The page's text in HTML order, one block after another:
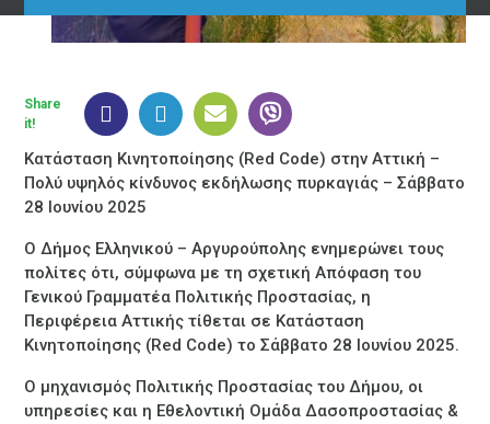
Κατάσταση Κινητοποίησης (Red Code) στην Αττική –
Πολύ υψηλός κίνδυνος εκδήλωσης πυρκαγιάς – Σάββατο
28 Ιουνίου 2025
Ο Δήμος Ελληνικού – Αργυρούπολης ενημερώνει τους
πολίτες ότι, σύμφωνα με τη σχετική Απόφαση του
Γενικού Γραμματέα Πολιτικής Προστασίας, η
Περιφέρεια Αττικής τίθεται σε Κατάσταση
Κινητοποίησης (Red Code) το Σάββατο 28 Ιουνίου 2025.
Ο μηχανισμός Πολιτικής Προστασίας του Δήμου, οι
υπηρεσίες και η Εθελοντική Ομάδα Δασοπροστασίας &
Share
it!